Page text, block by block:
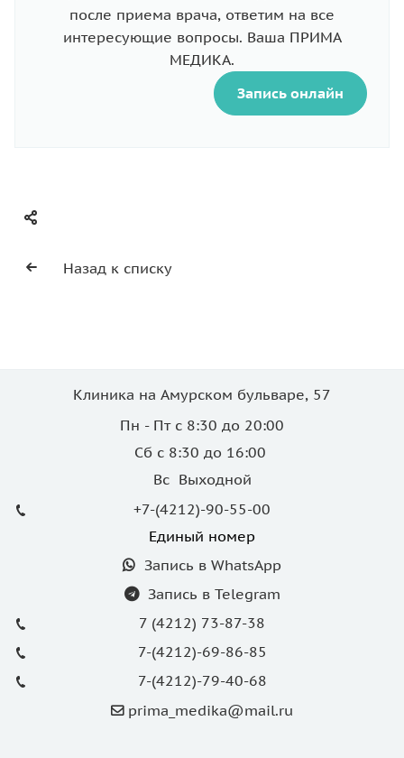
после приема врача, ответим на все
интересующие вопросы. Ваша ПРИМА
МЕДИКА.
Запись онлайн
Назад к списку
Клиника на Амурском бульваре, 57
Пн - Пт с 8:30 до 20:00
Сб с 8:30 до 16:00
Вс Выходной
+7-(4212)-90-55-00
Единый номер
Запись в WhatsApp
Запись в Telegram
7 (4212) 73-87-38
7-(4212)-69-86-85
7-(4212)-79-40-68
prima_medika@mail.ru